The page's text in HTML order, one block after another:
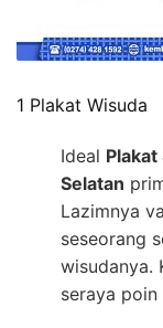
1 Plakat Wisuda
Ideal
Selatan
Lazimnya
seseorang
wisudanya.
seraya